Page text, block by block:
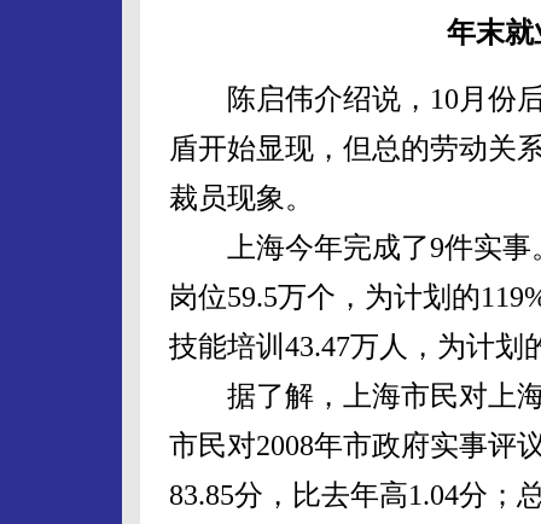
年末
陈启伟介绍说，10月份后
盾开始显现，但总的劳动关
裁员现象。
上海今年完成了9件实事
岗位59.5万个，为计划的
技能培训43.47万人，为计划
据了解，上海市民对上海
市民对2008年市政府实事评
83.85分，比去年高1.04分；